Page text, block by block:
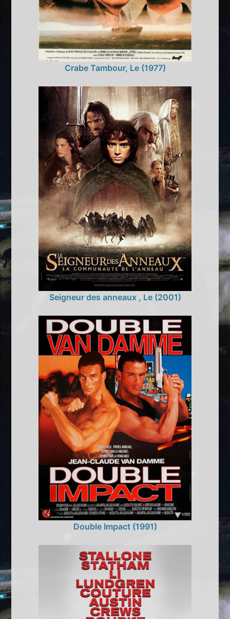
Crabe Tambour, Le (1977)
Seigneur des anneaux , Le (2001)
Double Impact (1991)